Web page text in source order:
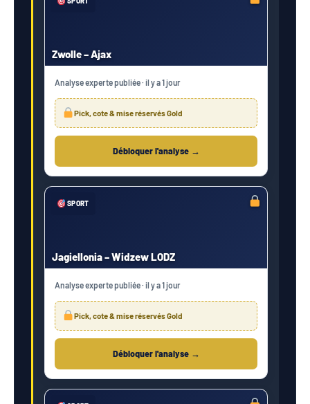
Zwolle – Ajax
Analyse experte publiée · il y a 1 jour
Pick, cote & mise réservés Gold
Débloquer l'analyse →
SPORT
Jagiellonia – Widzew LODZ
Analyse experte publiée · il y a 1 jour
Pick, cote & mise réservés Gold
Débloquer l'analyse →